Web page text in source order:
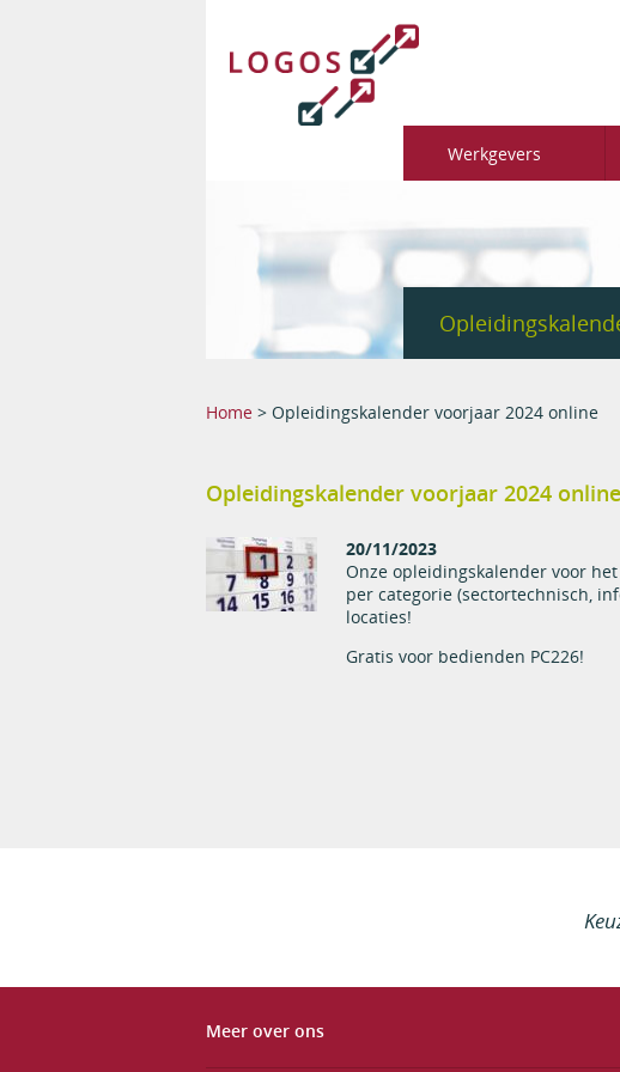
Werkgevers
You are here
Home > Opleidingskalender voorjaar 2024 online
Opleidingskalender voorjaar 2024 online
20/11/2023
Onze opleidingskalender voor
per categorie (sectortechnisch,
locaties!
Gratis voor bedienden PC226!
Meer over ons